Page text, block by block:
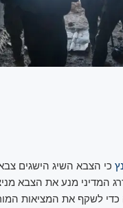
כי הצבא השיג הישגים
המדיני מנע את הצבא
כדי לשקף את המציאות